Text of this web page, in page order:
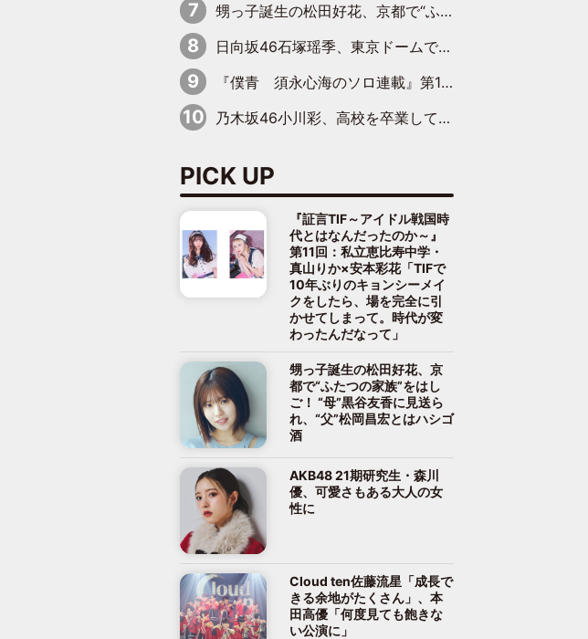
甥っ子誕生の松田好花、京都で“ふたつの家族”をはしご！ “母”黒谷友香に見送られ、“父”松岡昌宏とはハシゴ酒
日向坂46石塚瑶季、東京ドームで“観戦バレ”！ ナイツ・塙も認めた「巨人に詳しすぎるアイドル」は元VENUSスクール生で杉内コーチ推し⁉
『僕青 須永心海のソロ連載』第18回：「バーゲンセールハンターみうな inしまむら」編
乃木坂46小川彩、高校を卒業して初めてのグラビア「大人になった感じがしました(笑)」
PICK UP
『証言TIF～アイドル戦国時
代とはなんだったのか～』
第11回：私立恵比寿中学・
真山りか×安本彩花「TIFで
10年ぶりのキョンシーメイ
クをしたら、場を完全に引
かせてしまって。時代が変
わったんだなって」
甥っ子誕生の松田好花、京
都で“ふたつの家族”をはし
ご！ “母”黒谷友香に見送ら
れ、“父”松岡昌宏とはハシゴ
酒
AKB48 21期研究生・森川
優、可愛さもある大人の女
性に
Cloud ten佐藤流星「成長で
きる余地がたくさん」、本
田高優「何度見ても飽きな
い公演に」